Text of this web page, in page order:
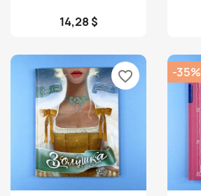
14,28 $
favorite_border -35%